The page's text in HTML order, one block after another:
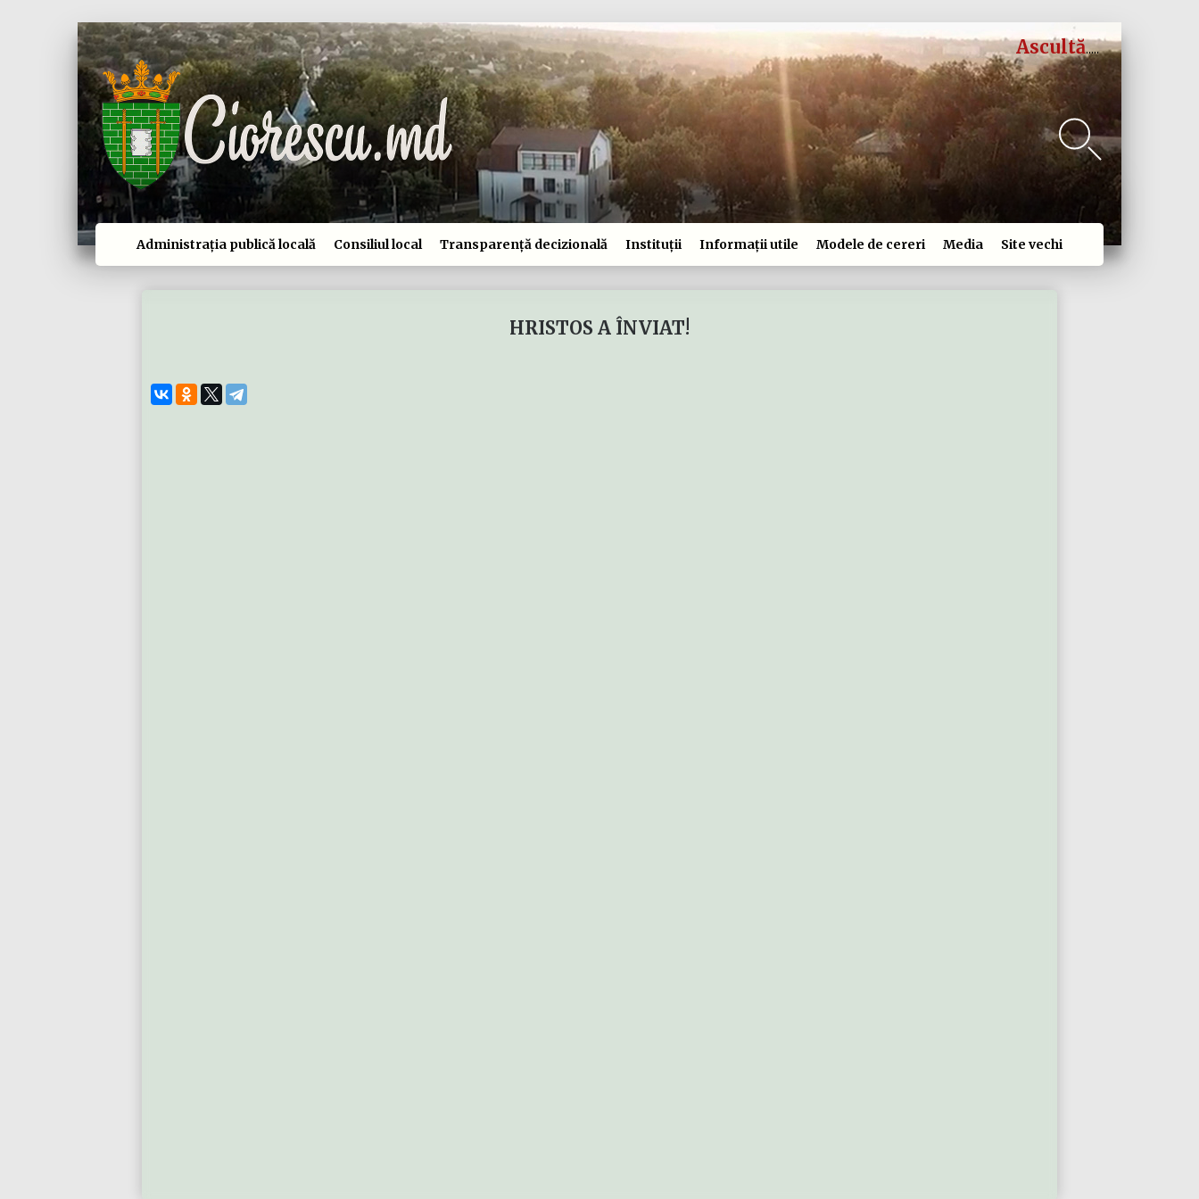
Ascultă
Administrația publică locală Consiliul local Transparență decizională Instituții Informații utile Modele de cereri Media Site vechi
HRISTOS A ÎNVIAT!